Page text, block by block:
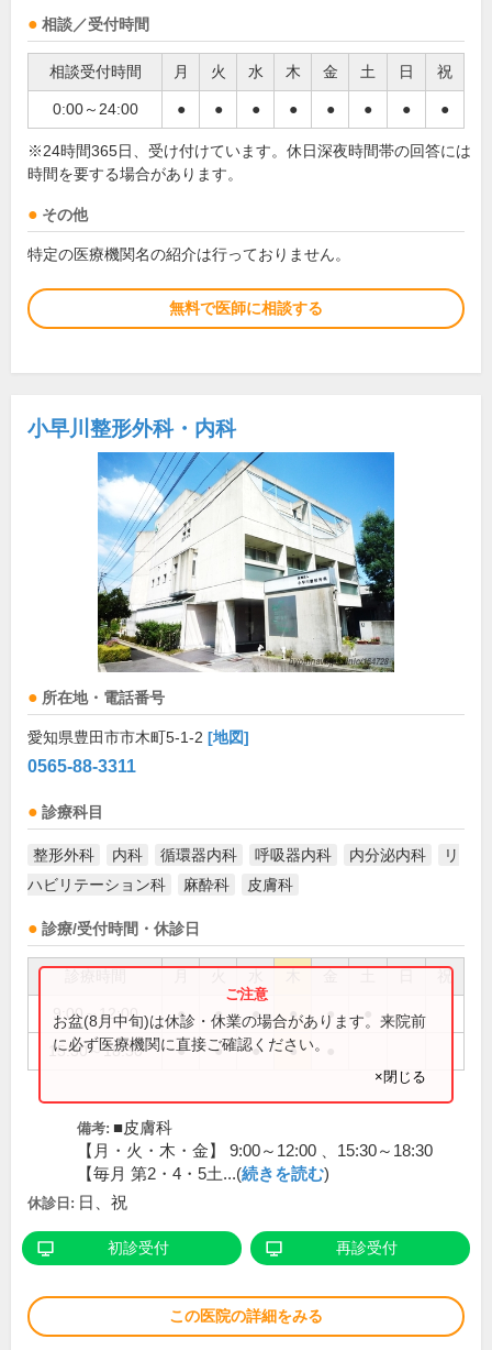
相談／受付時間
相談受付時間 月 火 水 木 金 土 日 祝
0:00～24:00 ● ● ● ● ● ● ● ●
※24時間365日、受け付けています。休日深夜時間帯の回答には
時間を要する場合があります。
その他
特定の医療機関名の紹介は行っておりません。
無料で医師に相談する
小早川整形外科・内科
所在地・電話番号
愛知県豊田市市木町5-1-2 [地図]
0565-88-3311
診療科目
整形外科 内科 循環器内科 呼吸器内科 内分泌内科
リ
ハビリテーション科
麻酔科 皮膚科
診療/受付時間・休診日
祝
9:00～12:00 ● ● ● ● ●
15:30～18:30 ● ● ● ●
お盆(8月中旬)は休診・休業の場合があります。来院前
に必ず医療機関に直接ご確認ください。
×閉じる
備考: ■皮膚科
【月・火・木・金】 9:00～12:00 、15:30～18:30
【毎月 第2・4・5土...(続きを読む)
休診日: 日、祝
初診受付 再診受付
この医院の詳細をみる